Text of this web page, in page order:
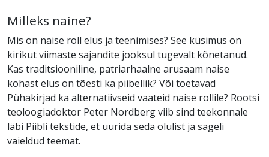
Milleks naine?
Mis on naise roll elus ja teenimises? See küsimus on
kirikut viimaste sajandite jooksul tugevalt kõnetanud.
Kas traditsiooniline, patriarhaalne arusaam naise
kohast elus on tõesti ka piibellik? Või toetavad
Pühakirjad ka alternatiivseid vaateid naise rollile? Rootsi
teoloogiadoktor Peter Nordberg viib sind teekonnale
läbi Piibli tekstide, et uurida seda olulist ja sageli
vaieldud teemat.